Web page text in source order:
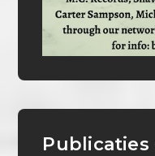
Publicaties